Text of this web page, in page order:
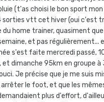
(t'as choisi le bon sport mon
sorties vtt cet hiver (oui c'est
du home trainer, quasiment
et pas régulièrement...
s'est faite mercredi passé,
et dimanche 95km en groupe à
Je précise que je me suis
le foot, et que les
plus d'effort,